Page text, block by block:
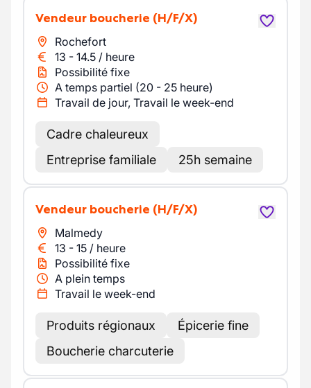
Vendeur boucherie (H/F/X)
Rochefort
13 - 14.5 / heure
Possibilité fixe
A temps partiel (20 - 25 heure)
Travail de jour, Travail le week-end
Cadre chaleureux
Entreprise familiale
25h semaine
Vendeur boucherie (H/F/X)
Malmedy
13 - 15 / heure
Possibilité fixe
A plein temps
Travail le week-end
Produits régionaux
Épicerie fine
Boucherie charcuterie